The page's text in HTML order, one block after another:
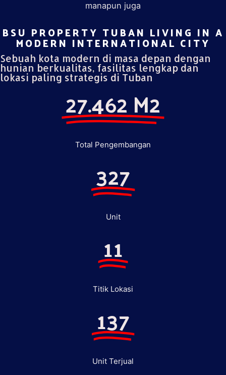
manapun juga
BSU PROPERTY TUBAN LIVING IN A
MODERN INTERNATIONAL CITY​
Sebuah kota modern di masa depan dengan
hunian berkualitas, fasilitas lengkap dan
lokasi paling strategis di Tuban
27.462 M2
Total Pengembangan
327
Unit
11
Titik Lokasi
137
Unit Terjual